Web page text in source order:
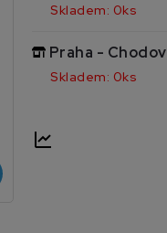
Skladem: 0ks
Praha - Chodov
Skladem: 0ks